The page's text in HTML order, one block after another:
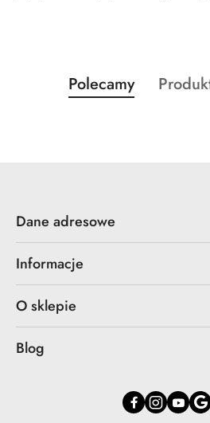
Pomiń karuzelę produktów
Produkty
o
Polecamy
Dane adresowe
Informacje
O sklepie
Blog